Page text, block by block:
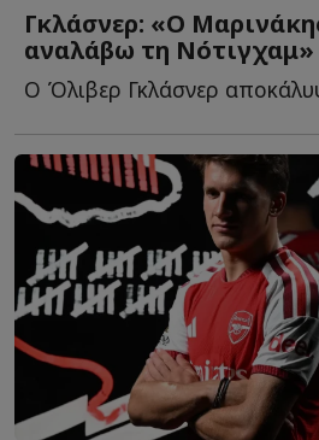
Γκλάσνερ: «Ο
αναλάβω τη Νότιγχαμ»